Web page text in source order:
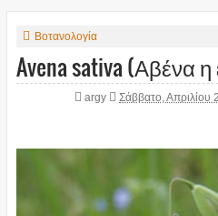
Βοτανολογία
Avena sativa (Αβένα
argy Σάββατο, Απριλίου